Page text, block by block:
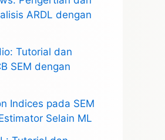
ARDL dengan
Tutorial dan
SEM dengan
Indices pada SEM
Selain ML